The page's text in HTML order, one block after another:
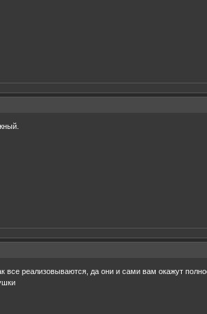
все реализовываются, да они и сами вам окажут